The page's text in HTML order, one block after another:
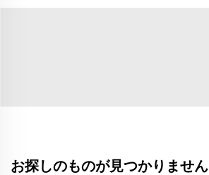
お探しのものが見つかりません